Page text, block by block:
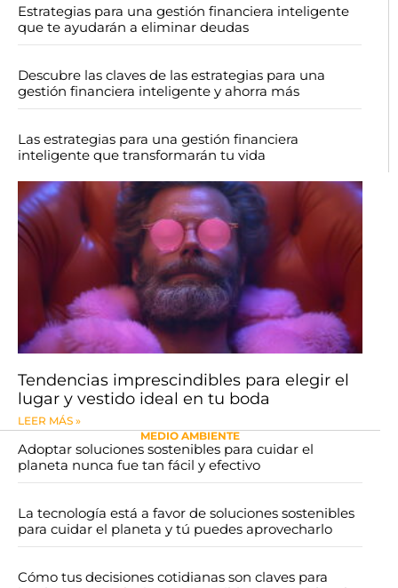
Estrategias para una gestión financiera inteligente
que te ayudarán a eliminar deudas
Descubre las claves de las estrategias para una
gestión financiera inteligente y ahorra más
Las estrategias para una gestión financiera
inteligente que transformarán tu vida
Tendencias imprescindibles para elegir el
lugar y vestido ideal en tu boda
LEER MÁS »
MEDIO AMBIENTE
Adoptar soluciones sostenibles para cuidar el
planeta nunca fue tan fácil y efectivo
La tecnología está a favor de soluciones sostenibles
para cuidar el planeta y tú puedes aprovecharlo
Cómo tus decisiones cotidianas son claves para